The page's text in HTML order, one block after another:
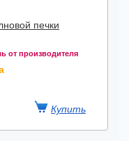
печки
от производителя